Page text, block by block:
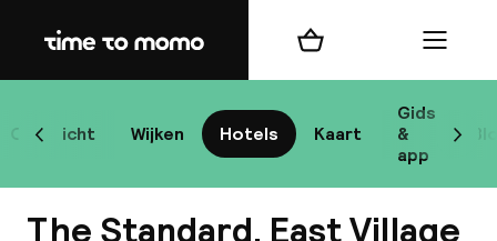
Home
Overzicht Wijken Hotels Kaart
Gids
&
app
Scroll naar links
Winkelmand Menu
The Standard, East Village